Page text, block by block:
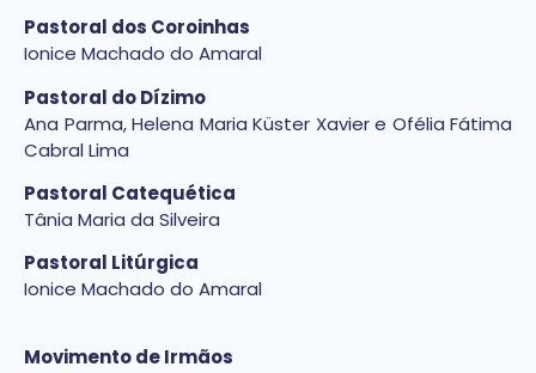
Pastoral dos Coroinhas
Ionice Machado do Amaral
Pastoral do Dízimo
Ana Parma, Helena Maria Küster Xavier e Ofélia Fátima
Cabral Lima
Pastoral Catequética
Tânia Maria da Silveira
Pastoral Litúrgica
Ionice Machado do Amaral
Movimento de Irmãos